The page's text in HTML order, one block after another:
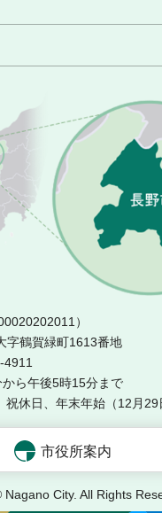
）
鶴賀緑町1613番地
4911
ら午後5時15分まで
休日、年末年始（12月29
市役所案内
City. All Rights